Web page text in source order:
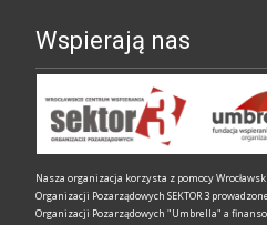
Wspierają nas
Nasza organizacja korzysta z pomocy
Organizacji Pozarządowych SEKTOR 3
Organizacji Pozarządowych "Umbrella" a